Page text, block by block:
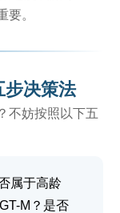
。
步决策法
不妨按照以下五
属于高龄
M？是否